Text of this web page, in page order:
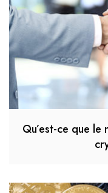
Qu’est-ce que